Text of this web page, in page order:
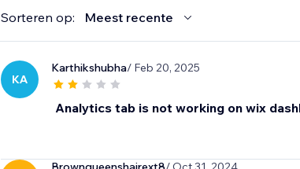
Sorteren op: Meest recente
KA
Karthikshubha/ Feb 20, 2025
Analytics tab is not working on wix